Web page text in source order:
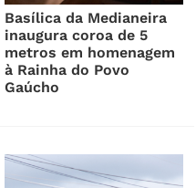
Basílica da Medianeira
inaugura coroa de 5
metros em homenagem
à Rainha do Povo
Gaúcho